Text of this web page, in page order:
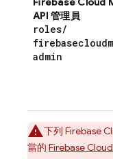
API 管理員
roles/
admin
下列 Firebase
當的 Firebase